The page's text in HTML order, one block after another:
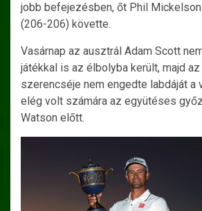
jobb befejezésben, őt Phil
(206-206) követte.
Vasárnap az ausztrál Adam Scott
játékkal is az élbolyba került, majd
szerencséje nem engedte labdáját a
elég volt számára az együtéses
Watson előtt.